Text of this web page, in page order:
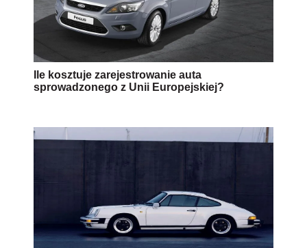
Ile kosztuje zarejestrowanie auta
sprowadzonego z Unii Europejskiej?